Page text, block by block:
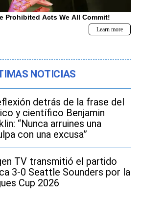
NOTICIAS
detrás de la frase del
y científico Benjamin
“Nunca arruines una
con una excusa”
TV transmitió el partido
3-0 Seattle Sounders por la
Cup 2026